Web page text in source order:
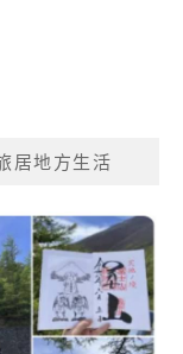
居地方生活